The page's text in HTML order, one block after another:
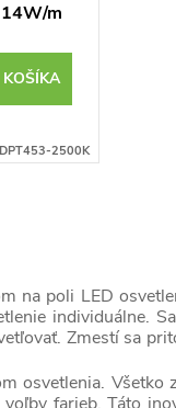
m
2500K
na poli LED
individuálne.
Zmestí sa
osvetlenia. Všetko